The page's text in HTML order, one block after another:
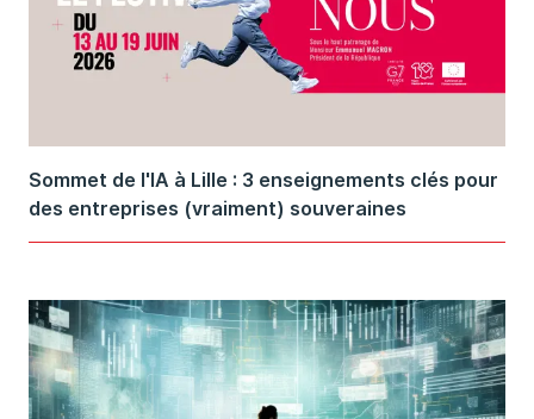
Sommet de l'IA à Lille : 3 enseignements clés pour
des entreprises (vraiment) souveraines